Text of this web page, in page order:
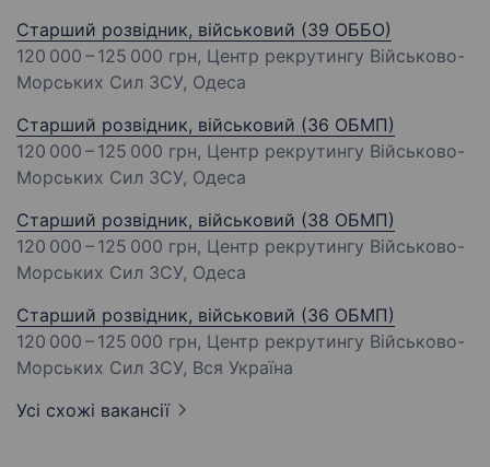
Старший розвідник, військовий (39 ОББО)
120 000 – 125 000 грн, Центр рекрутингу Військово-
Морських Сил ЗСУ, Одеса
Старший розвідник, військовий (36 ОБМП)
120 000 – 125 000 грн, Центр рекрутингу Військово-
Морських Сил ЗСУ, Одеса
Старший розвідник, військовий (38 ОБМП)
120 000 – 125 000 грн, Центр рекрутингу Військово-
Морських Сил ЗСУ, Одеса
Старший розвідник, військовий (36 ОБМП)
120 000 – 125 000 грн, Центр рекрутингу Військово-
Морських Сил ЗСУ, Вся Україна
Усі схожі вакансії